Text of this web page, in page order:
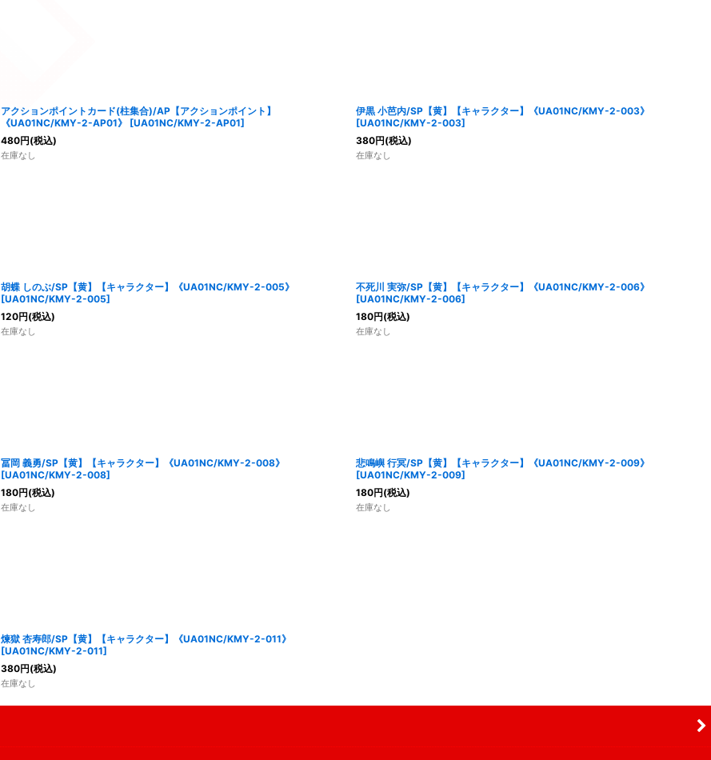
アクションポイントカード(柱集合)/AP【アクションポイント】
《UA01NC/KMY-2-AP01》
[UA01NC/KMY-2-AP01]
480円(税込)
在庫なし
伊黒 小芭内/SP【黄】【キャラクター】《UA01NC/KMY-2-003》
[UA01NC/KMY-2-003]
380円(税込)
在庫なし
胡蝶 しのぶ/SP【黄】【キャラクター】《UA01NC/KMY-2-005》
[UA01NC/KMY-2-005]
120円(税込)
在庫なし
不死川 実弥/SP【黄】【キャラクター】《UA01NC/KMY-2-006》
[UA01NC/KMY-2-006]
180円(税込)
在庫なし
冨岡 義勇/SP【黄】【キャラクター】《UA01NC/KMY-2-008》
[UA01NC/KMY-2-008]
180円(税込)
在庫なし
悲鳴嶼 行冥/SP【黄】【キャラクター】《UA01NC/KMY-2-009》
[UA01NC/KMY-2-009]
180円(税込)
在庫なし
煉獄 杏寿郎/SP【黄】【キャラクター】《UA01NC/KMY-2-011》
[UA01NC/KMY-2-011]
380円(税込)
在庫なし